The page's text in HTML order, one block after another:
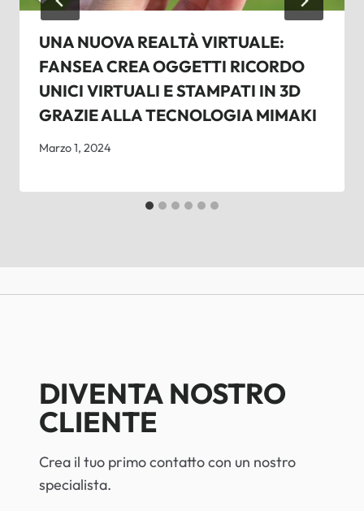
UNA NUOVA REALTÀ VIRTUALE:
FANSEA CREA OGGETTI RICORDO
UNICI VIRTUALI E STAMPATI IN 3D
GRAZIE ALLA TECNOLOGIA MIMAKI
Marzo 1, 2024
DIVENTA NOSTRO
CLIENTE
Crea il tuo primo contatto con un nostro
specialista.